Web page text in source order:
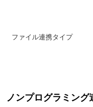
ファイル連携タイプ
ノンプログラミング